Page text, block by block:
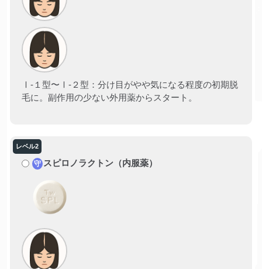
Ⅰ-１型〜Ⅰ-２型：分け目がやや気になる程度の初期脱
毛に。副作用の少ない外用薬からスタート。
守 スピロノラクトン（内服薬）